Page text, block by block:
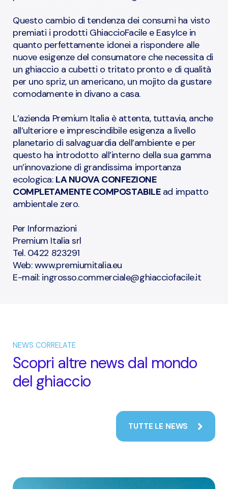
Questo cambio di tendenza dei consumi ha visto
premiati i prodotti GhiaccioFacile e EasyIce in
quanto perfettamente idonei a rispondere alle
nuove esigenze del consumatore che necessita di
un ghiaccio a cubetti o tritato pronto e di qualità
per uno spriz, un americano, un mojito da gustare
comodamente in divano a casa.
L’azienda Premium Italia è attenta, tuttavia, anche
all’ulteriore e imprescindibile esigenza a livello
planetario di salvaguardia dell’ambiente e per
questo ha introdotto all’interno della sua gamma
un’innovazione di grandissima importanza
ecologica: LA NUOVA CONFEZIONE
COMPLETAMENTE COMPOSTABILEad impatto
ambientale zero.
Per Informazioni
Premium Italia srl
Tel. 0422 823291
Web: www.premiumitalia.eu
E-mail: ingrosso.commerciale@ghiacciofacile.it
NEWS CORRELATE
Scopri altre news dal mondo
del ghiaccio
TUTTE LE NEWS